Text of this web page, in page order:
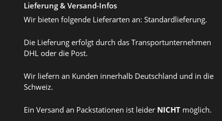
Lieferung & Versand-Infos
Wir bieten folgende Lieferarten an: Standardlieferung.
Die Lieferung erfolgt durch das Transportunternehmen
DHL oder die Post.
Wir liefern an Kunden innerhalb Deutschland und in die
Schweiz.
Ein Versand an Packstationen ist leider NICHT möglich.